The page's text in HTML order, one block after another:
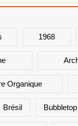
1968
Organique
Brésil Bubbletop